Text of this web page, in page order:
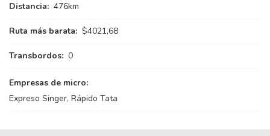
Distancia: 476km
Ruta más barata: $4021,68
Transbordos: 0
Empresas de micro:
Expreso Singer, Rápido Tata